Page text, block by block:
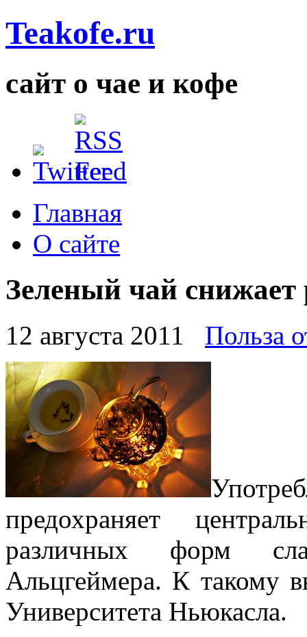
Teakofe.ru
сайт о чае и кофе
Главная
О сайте
Зеленый чай снижает
12 августа 2011 Польза
предохраняет
различных форм
Альцгеймера. К такому
Университета Ньюкасла.